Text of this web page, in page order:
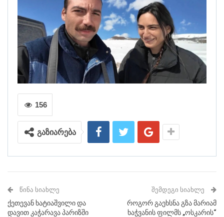
156
გაზიარება
ᲬᲘᲜᲐ ᲡᲘᲐᲮᲚᲔ
ქეთევან ხატიაშვილი და
დავით კაჭარავა პარიზში
ᲨᲔᲛᲓᲔᲒᲘ ᲡᲘᲐᲮᲚᲔ
როგორ გაეხსნა გზა მარიამ
ხაჭვანის ფილმს „ოსკარის“